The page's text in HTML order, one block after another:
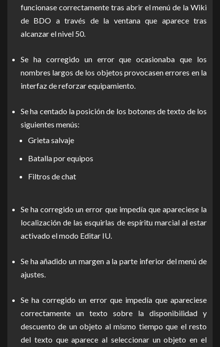
funcionase correctamente tras abrir el menú de la Wiki
de BDO a través de la ventana que aparece tras
alcanzar el nivel 50.
Se ha corregido un error que ocasionaba que los
nombres largos de los objetos provocasen errores en la
interfaz de reforzar equipamiento.
Se ha centado la posición de los botones de texto de los
siguientes menús:
Grieta salvaje
Batalla por equipos
Filtros de chat
Se ha corregido un error que impedía que apareciese la
localización de las esquirlas de espíritu marcial al estar
activado el modo Editar IU.
Se ha añadido un margen a la parte inferior del menú de
ajustes.
Se ha corregido un error que impedía que apareciese
correctamente un texto sobre la disponibilidad y
descuento de un objeto al mismo tiempo que el resto
del texto que aparece al seleccionar un objeto en el